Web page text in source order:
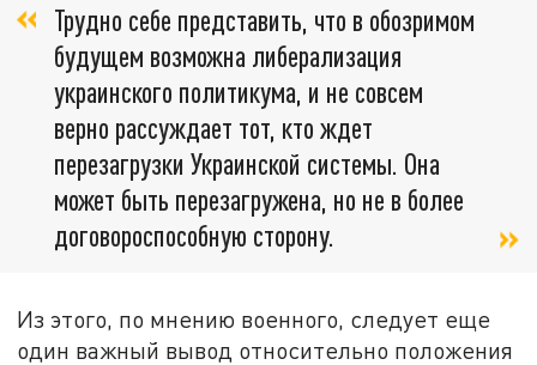
Трудно себе представить, что в обозримом
будущем возможна либерализация
украинского политикума, и не совсем
верно рассуждает тот, кто ждет
перезагрузки Украинской системы. Она
может быть перезагружена, но не в более
договороспособную сторону.
Из этого, по мнению военного, следует еще
один важный вывод относительно положения